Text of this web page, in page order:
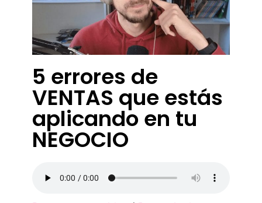
5 errores de
VENTAS que estás
aplicando en tu
NEGOCIO